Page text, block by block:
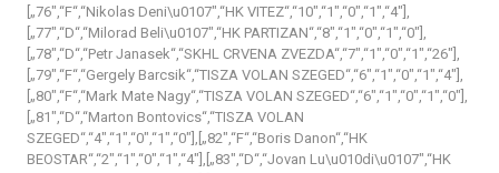
[„76″,“F“,“Nikolas Deni\u0107″,“HK VITEZ“,“10″,“1″,“0″,“1″,“4″],
[„77″,“D“,“Milorad Beli\u0107″,“HK PARTIZAN“,“8″,“1″,“0″,“1″,“0″],
[„78″,“D“,“Petr Janasek“,“SKHL CRVENA ZVEZDA“,“7″,“1″,“0″,“1″,“26″],
[„79″,“F“,“Gergely Barcsik“,“TISZA VOLAN SZEGED“,“6″,“1″,“0″,“1″,“4″],
[„80″,“F“,“Mark Mate Nagy“,“TISZA VOLAN SZEGED“,“6″,“1″,“0″,“1″,“0″],
[„81″,“D“,“Marton Bontovics“,“TISZA VOLAN
SZEGED“,“4″,“1″,“0″,“1″,“0″],[„82″,“F“,“Boris Danon“,“HK
BEOSTAR“,“2″,“1″,“0″,“1″,“4″],[„83″,“D“,“Jovan Lu\u010di\u0107″,“HK